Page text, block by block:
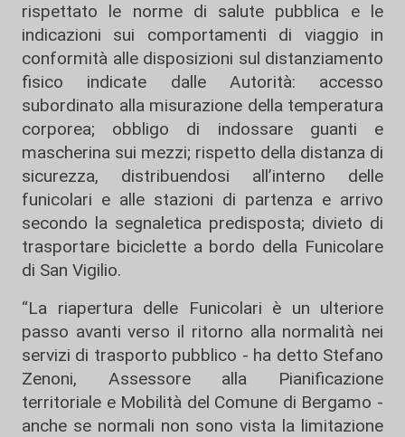
rispettato le norme di salute pubblica e le
indicazioni sui comportamenti di viaggio in
conformità alle disposizioni sul distanziamento
fisico indicate dalle Autorità: accesso
subordinato alla misurazione della temperatura
corporea; obbligo di indossare guanti e
mascherina sui mezzi; rispetto della distanza di
sicurezza, distribuendosi all’interno delle
funicolari e alle stazioni di partenza e arrivo
secondo la segnaletica predisposta; divieto di
trasportare biciclette a bordo della Funicolare
di San Vigilio.
“La riapertura delle Funicolari è un ulteriore
passo avanti verso il ritorno alla normalità nei
servizi di trasporto pubblico - ha detto Stefano
Zenoni, Assessore alla Pianificazione
territoriale e Mobilità del Comune di Bergamo -
anche se normali non sono vista la limitazione